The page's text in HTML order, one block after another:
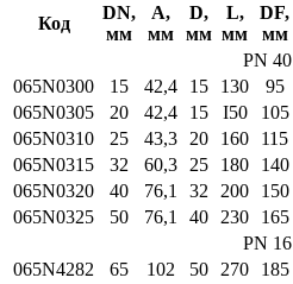
Код
DN,
мм
А,
мм
D,
мм
L,
мм
DF,
мм
PN 40
065N0300
15 42,4 15 130 95
065N0305
20 42,4 15 I50 105
065N0310
25 43,3 20 160 115
065N0315
32 60,3 25 180 140
065N0320
40 76,1 32 200 150
065N0325
50 76,1 40 230 165
PN 16
065N4282
65 102 50 270 185